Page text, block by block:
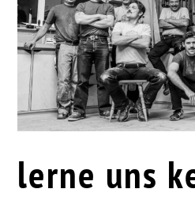
lerne uns